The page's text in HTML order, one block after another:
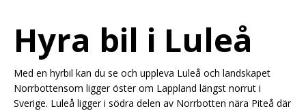
Hyra bil i Luleå
Med en hyrbil kan du se och uppleva Luleå och landskapet
Norrbottensom ligger öster om Lappland längst norrut i
Sverige. Luleå ligger i södra delen av Norrbotten nära Piteå där